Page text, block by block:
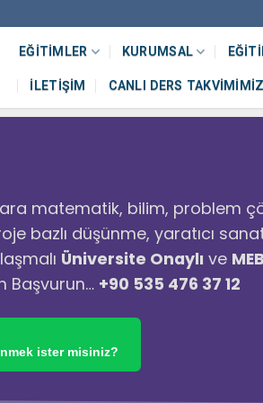
EĞITIMLER KURUMSAL
İLETIŞIM CANLI DERS TAKVIMIMIZ
matematik, bilim, problem
bazlı düşünme, yaratıcı
Üniversite Onaylı ve
Başvurun… +90 535 476 37 12
ister misiniz?